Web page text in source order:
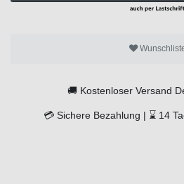
🚚 Kostenloser Versand
💳 Sichere Bezahlung | ⌛ 14